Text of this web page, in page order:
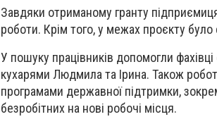
Завдяки отриманому гранту
роботи. Крім того, у межах проєкту
У пошуку працівників допомогли
кухарями Людмила та Ірина. Також
програмами державної підтримки,
безробітних на нові робочі місця.